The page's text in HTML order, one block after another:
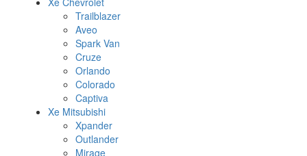
Trailblazer
Aveo
Spark Van
Cruze
Orlando
Colorado
Captiva
Xe Mitsubishi
Xpander
Outlander
Mirage